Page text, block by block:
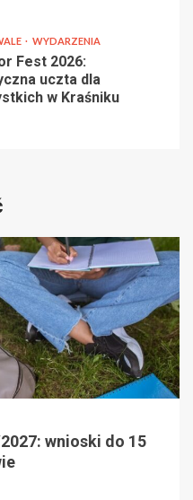
WYDARZENIA
Fest 2026:
uczta dla
w Kraśniku
wnioski do 15